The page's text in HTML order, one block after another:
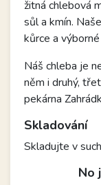
žitná chlebová
sůl a kmín.
kůrce a
Náš chleba je
něm i druhý,
pekárna
Skladování
Skladujte v
No